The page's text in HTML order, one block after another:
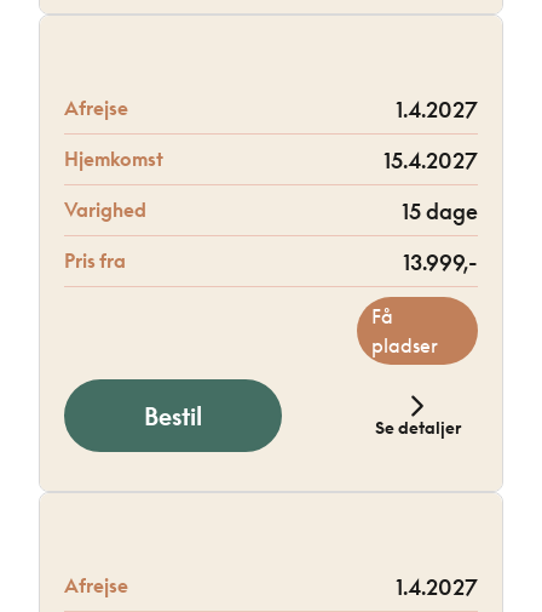
Afrejse 1.4.2027
Hjemkomst 15.4.2027
Varighed 15 dage
Pris fra 13.999,-
Få
pladser
Bestil Se detaljer
Afrejse 1.4.2027